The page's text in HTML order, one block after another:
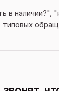
в наличии?",
типовых